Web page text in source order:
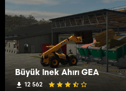
Büyük İnek Ahırı GEA
12 562